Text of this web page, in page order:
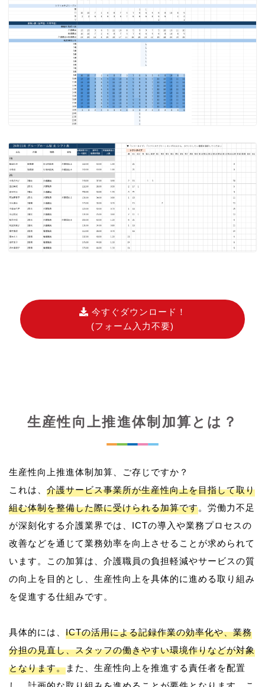
今すぐダウンロード！
(フォーム入力不要)
生産性向上推進体制加算とは？
生産性向上推進体制加算、ご存じですか？
これは、 介護サービス事業所が生産性向上を目指して取り
組む体制を整備した際に受けられる加算です。労働力不足
が深刻化する介護業界では、ICTの導入や業務プロセスの
改善などを通じて業務効率を向上させることが求められて
います。この加算は、介護職員の負担軽減やサービスの質
の向上を目的とし、生産性向上を具体的に進める取り組み
を促進する仕組みです。
具体的には、 ICTの活用による記録作業の効率化や、業務
分担の見直し、スタッフの働きやすい環境作りなどが対象
となります。また、生産性向上を推進する責任者を配置